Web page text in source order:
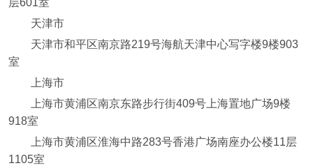
层601室
天津市
天津市和平区南京路219号海航天津中心写字楼9楼903
室
上海市
上海市黄浦区南京东路步行街409号上海置地广场9楼
918室
上海市黄浦区淮海中路283号香港广场南座办公楼11层
1105室